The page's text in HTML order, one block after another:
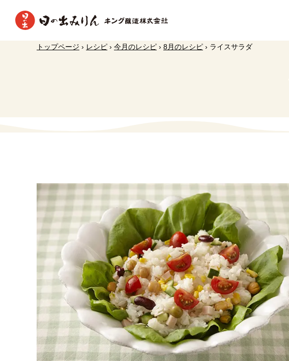
トップページ › レシピ › 今月のレシピ › 8月のレシピ › ライスサラダ